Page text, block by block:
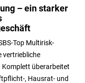
– ein starker
Top Multirisk-
vertriebliche
überarbeitet
, Hausrat- und